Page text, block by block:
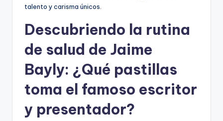
talento y carisma únicos.
Descubriendo la rutina
de salud de Jaime
Bayly: ¿Qué pastillas
toma el famoso escritor
y presentador?